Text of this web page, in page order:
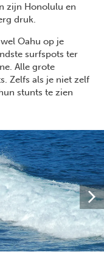
zijn Honolulu en
druk.
Oahu op je
surfspots ter
Alle grote
Zelfs als je niet zelf
stunts te zien